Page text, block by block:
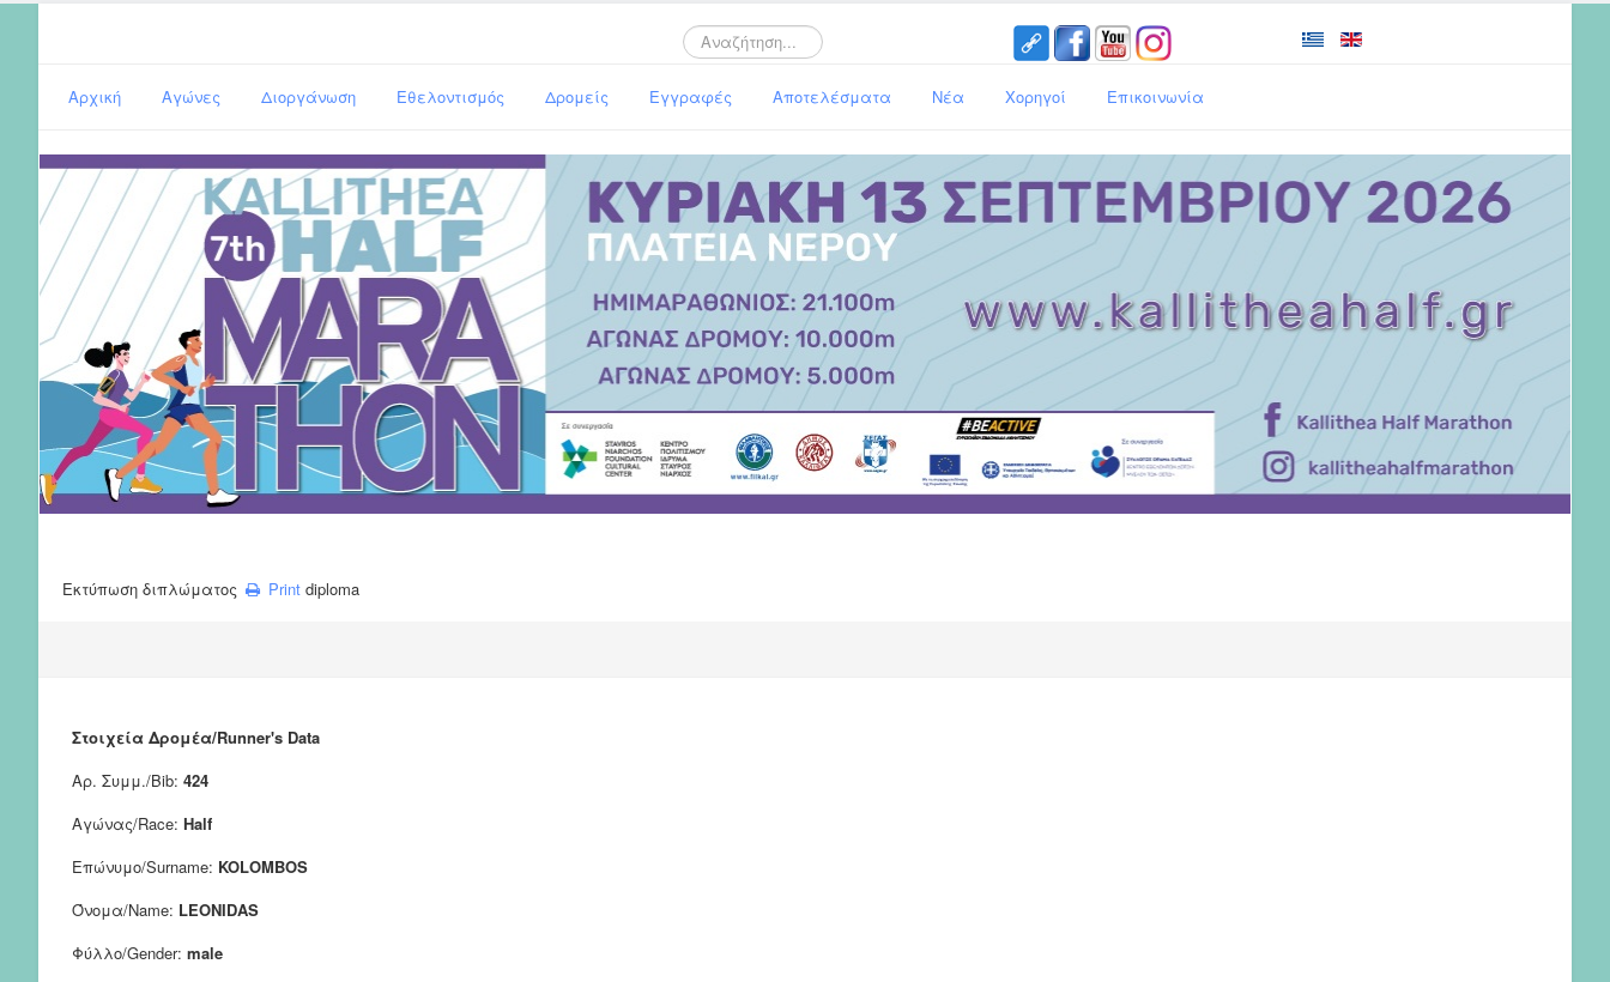
Search
Αρχική Αγώνες Διοργάνωση Εθελοντισμός Δρομείς Εγγραφές Αποτελέσματα Νέα Χορηγοί Επικοινωνία
Εκτύπωση διπλώματος Print diploma
Στοιχεία Δρομέα/Runner's Data
Αρ. Συμμ./Bib: 424
Αγώνας/Race: Half
Επώνυμο/Surname: KOLOMBOS
Όνομα/Name: LEONIDAS
Φύλλο/Gender: male